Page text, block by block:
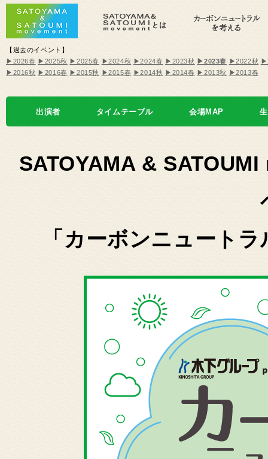
【過去のイベント】
▶2026春 ▶2025秋 ▶2025春 ▶2024秋 ▶2024春 ▶2023秋 ▶2023春 ▶2022秋
▶2016秋 ▶2016春 ▶2015秋 ▶2015春 ▶2014秋 ▶2014春 ▶2013秋 ▶2013春
出演者 タイムテーブル 会場MAP
SATOYAMA &
「カーボンニュート